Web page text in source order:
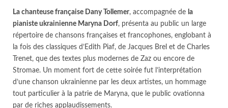
La chanteuse française Dany Tollemer, accompagnée de la
pianiste ukrainienne Maryna Dorf, présenta au public un large
répertoire de chansons françaises et francophones, englobant à
la fois des classiques d’Edith Piaf, de Jacques Brel et de Charles
Trenet, que des textes plus modernes de Zaz ou encore de
Stromae. Un moment fort de cette soirée fut l’interprétation
d’une chanson ukrainienne par les deux artistes, un hommage
tout particulier à la patrie de Maryna, que le public ovationna
par de riches applaudissements.